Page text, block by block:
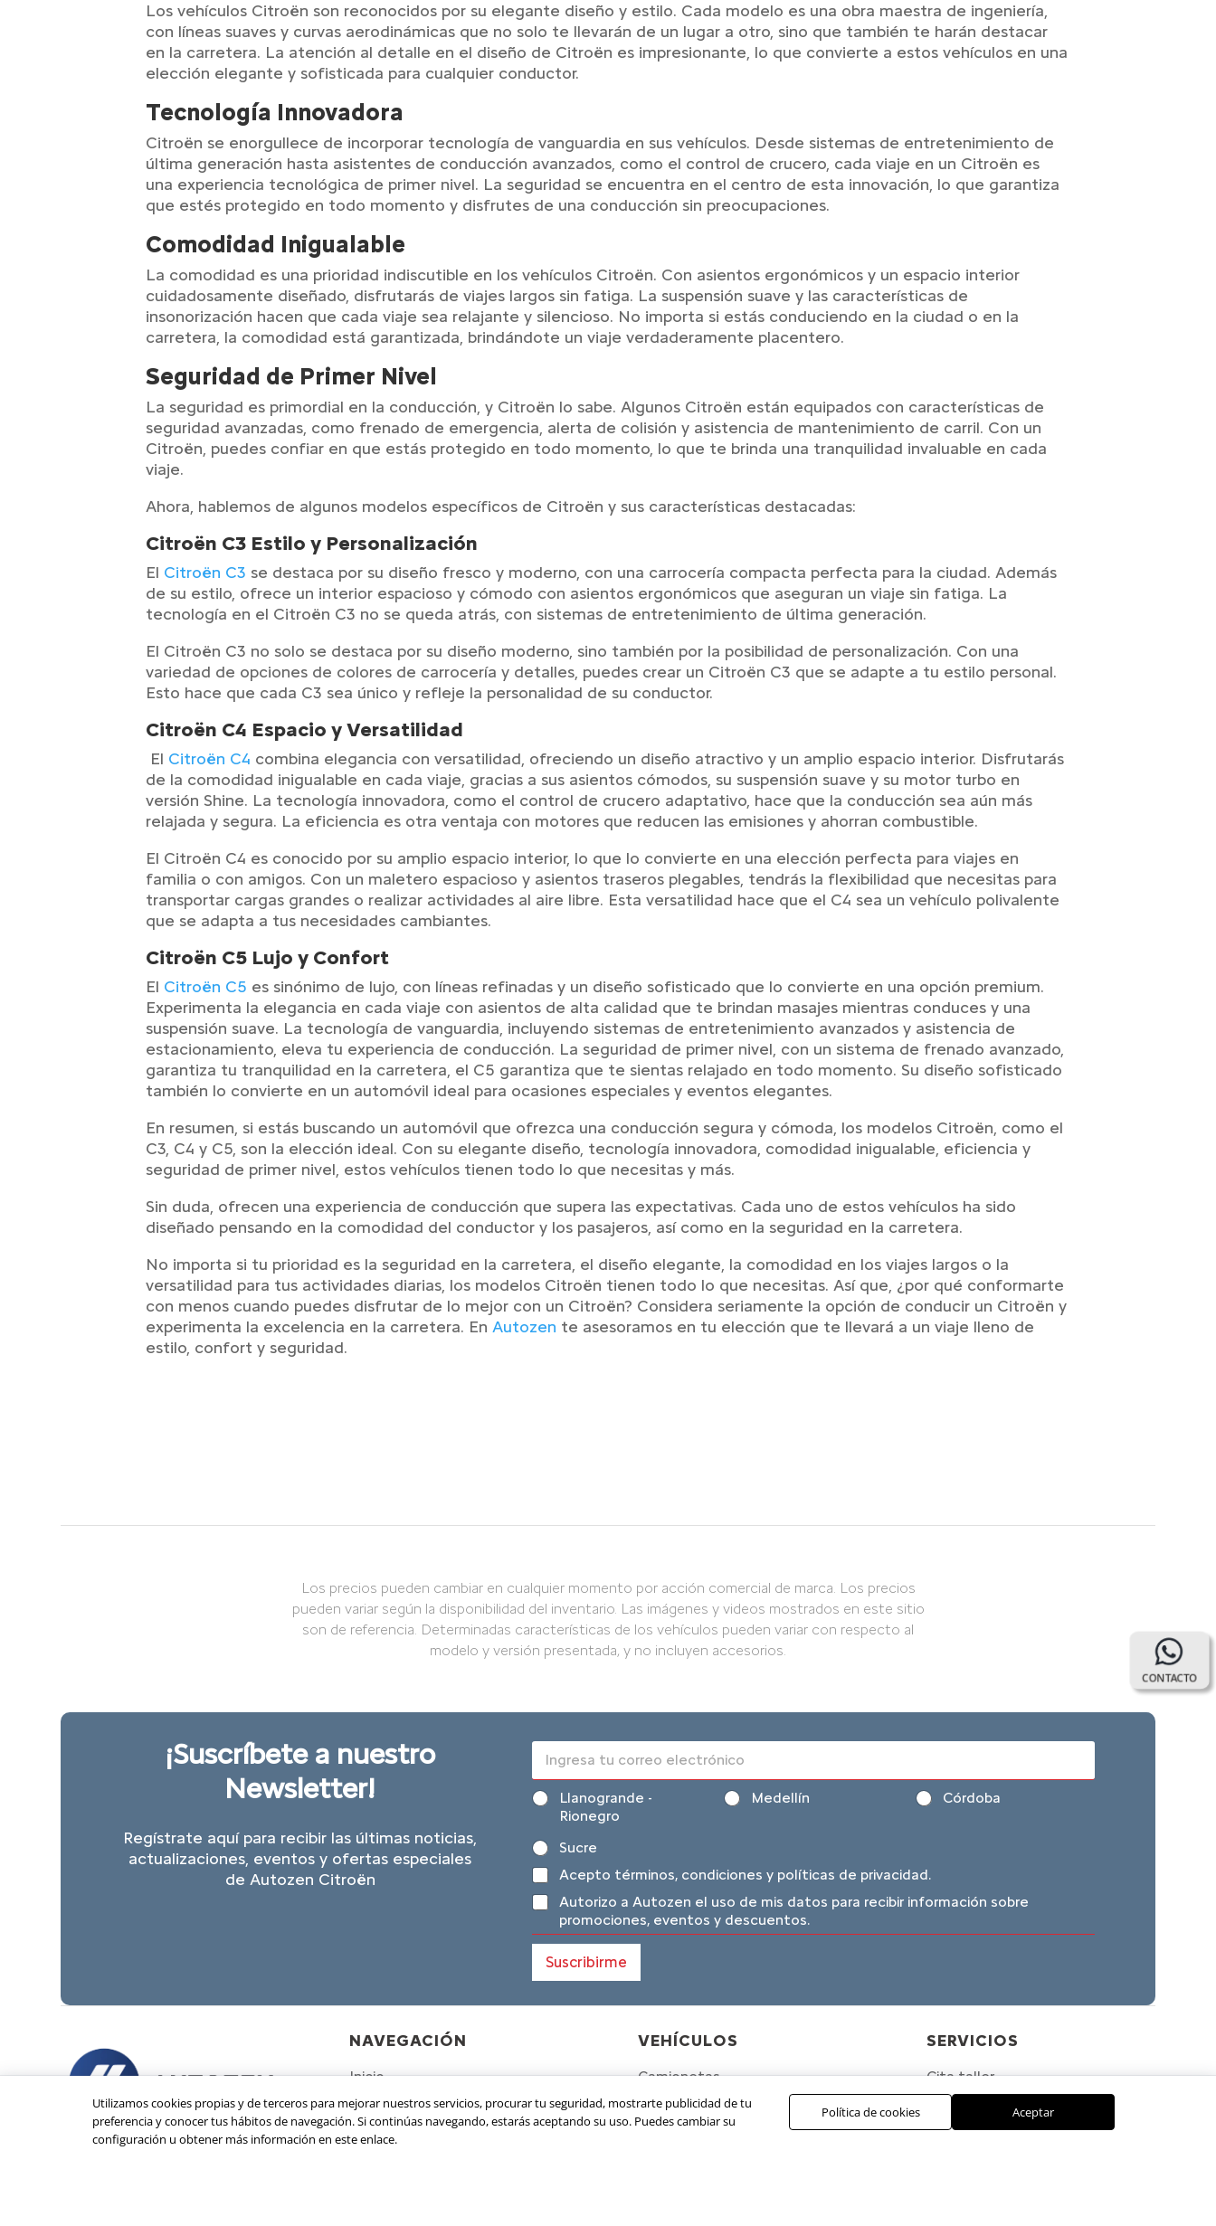
CONTACTO
Los vehículos Citroën son reconocidos por su elegante diseño y estilo. Cada modelo es una obra maestra de ingeniería,
con líneas suaves y curvas aerodinámicas que no solo te llevarán de un lugar a otro, sino que también te harán destacar
en la carretera. La atención al detalle en el diseño de Citroën es impresionante, lo que convierte a estos vehículos en una
elección elegante y sofisticada para cualquier conductor.
Tecnología Innovadora
Citroën se enorgullece de incorporar tecnología de vanguardia en sus vehículos. Desde sistemas de entretenimiento de
última generación hasta asistentes de conducción avanzados, como el control de crucero, cada viaje en un Citroën es
una experiencia tecnológica de primer nivel. La seguridad se encuentra en el centro de esta innovación, lo que garantiza
que estés protegido en todo momento y disfrutes de una conducción sin preocupaciones.
Comodidad Inigualable
La comodidad es una prioridad indiscutible en los vehículos Citroën. Con asientos ergonómicos y un espacio interior
cuidadosamente diseñado, disfrutarás de viajes largos sin fatiga. La suspensión suave y las características de
insonorización hacen que cada viaje sea relajante y silencioso. No importa si estás conduciendo en la ciudad o en la
carretera, la comodidad está garantizada, brindándote un viaje verdaderamente placentero.
Seguridad de Primer Nivel
La seguridad es primordial en la conducción, y Citroën lo sabe. Algunos Citroën están equipados con características de
seguridad avanzadas, como frenado de emergencia, alerta de colisión y asistencia de mantenimiento de carril. Con un
Citroën, puedes confiar en que estás protegido en todo momento, lo que te brinda una tranquilidad invaluable en cada
viaje.
Ahora, hablemos de algunos modelos específicos de Citroën y sus características destacadas:
Citroën C3 Estilo y Personalización
El Citroën C3 se destaca por su diseño fresco y moderno, con una carrocería compacta perfecta para la ciudad. Además
de su estilo, ofrece un interior espacioso y cómodo con asientos ergonómicos que aseguran un viaje sin fatiga. La
tecnología en el Citroën C3 no se queda atrás, con sistemas de entretenimiento de última generación.
El Citroën C3 no solo se destaca por su diseño moderno, sino también por la posibilidad de personalización. Con una
variedad de opciones de colores de carrocería y detalles, puedes crear un Citroën C3 que se adapte a tu estilo personal.
Esto hace que cada C3 sea único y refleje la personalidad de su conductor.
Citroën C4 Espacio y Versatilidad
El Citroën C4 combina elegancia con versatilidad, ofreciendo un diseño atractivo y un amplio espacio interior. Disfrutarás
de la comodidad inigualable en cada viaje, gracias a sus asientos cómodos, su suspensión suave y su motor turbo en
versión Shine. La tecnología innovadora, como el control de crucero adaptativo, hace que la conducción sea aún más
relajada y segura. La eficiencia es otra ventaja con motores que reducen las emisiones y ahorran combustible.
El Citroën C4 es conocido por su amplio espacio interior, lo que lo convierte en una elección perfecta para viajes en
familia o con amigos. Con un maletero espacioso y asientos traseros plegables, tendrás la flexibilidad que necesitas para
transportar cargas grandes o realizar actividades al aire libre. Esta versatilidad hace que el C4 sea un vehículo polivalente
que se adapta a tus necesidades cambiantes.
Citroën C5 Lujo y Confort
El Citroën C5 es sinónimo de lujo, con líneas refinadas y un diseño sofisticado que lo convierte en una opción premium.
Experimenta la elegancia en cada viaje con asientos de alta calidad que te brindan masajes mientras conduces y una
suspensión suave. La tecnología de vanguardia, incluyendo sistemas de entretenimiento avanzados y asistencia de
estacionamiento, eleva tu experiencia de conducción. La seguridad de primer nivel, con un sistema de frenado avanzado,
garantiza tu tranquilidad en la carretera, el C5 garantiza que te sientas relajado en todo momento. Su diseño sofisticado
también lo convierte en un automóvil ideal para ocasiones especiales y eventos elegantes.
En resumen, si estás buscando un automóvil que ofrezca una conducción segura y cómoda, los modelos Citroën, como el
C3, C4 y C5, son la elección ideal. Con su elegante diseño, tecnología innovadora, comodidad inigualable, eficiencia y
seguridad de primer nivel, estos vehículos tienen todo lo que necesitas y más.
Sin duda, ofrecen una experiencia de conducción que supera las expectativas. Cada uno de estos vehículos ha sido
diseñado pensando en la comodidad del conductor y los pasajeros, así como en la seguridad en la carretera.
No importa si tu prioridad es la seguridad en la carretera, el diseño elegante, la comodidad en los viajes largos o la
versatilidad para tus actividades diarias, los modelos Citroën tienen todo lo que necesitas. Así que, ¿por qué conformarte
con menos cuando puedes disfrutar de lo mejor con un Citroën? Considera seriamente la opción de conducir un Citroën y
experimenta la excelencia en la carretera. EnAutozen te asesoramos en tu elección que te llevará a un viaje lleno de
estilo, confort y seguridad.
Los precios pueden cambiar en cualquier momento por acción comercial de marca. Los precios
pueden variar según la disponibilidad del inventario. Las imágenes y videos mostrados en este sitio
son de referencia. Determinadas características de los vehículos pueden variar con respecto al
modelo y versión presentada, y no incluyen accesorios.
¡Suscríbete a nuestro
Newsletter!
Regístrate aquí para recibir las últimas noticias,
actualizaciones, eventos y ofertas especiales
de Autozen Citroën
E
a
i*
r
s
o
n
l
T
é
n
s
Z
a
*
Llanogrande -
Rionegro
Medellín Córdoba
Sucre
T
é
r
i
o
y
d
i
i
Acepto términos, condiciones y políticas de privacidad.
D
t
p
e
n
l
e
Autorizo a Autozen el uso de mis datos para recibir información sobre
promociones, eventos y descuentos.
Suscribirme
NAVEGACIÓN
Inicio
Vehículos
Novedades
VEHÍCULOS
Camionetas
SEDES
SERVICIOS
Cita taller
Paga tus facturas
Asegura tu vehículo
Utilizamos cookies propias y de terceros para mejorar nuestros servicios, procurar tu seguridad, mostrarte publicidad de tu
preferencia y conocer tus hábitos de navegación. Si continúas navegando, estarás aceptando su uso. Puedes cambiar su
configuración u obtener más información en este enlace.
Política de cookies Aceptar